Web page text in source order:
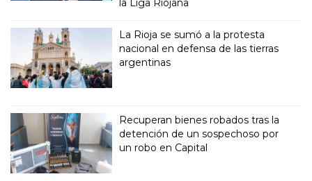
la Liga Riojana
La Rioja se sumó a la protesta
nacional en defensa de las tierras
argentinas
Recuperan bienes robados tras la
detención de un sospechoso por
un robo en Capital